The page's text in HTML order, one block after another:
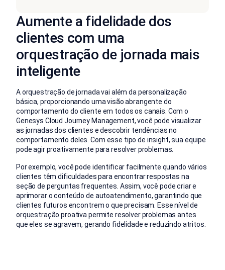
Aumente a fidelidade dos
clientes com uma
orquestração de jornada mais
inteligente
A orquestração de jornada vai além da personalização
básica, proporcionando uma visão abrangente do
comportamento do cliente em todos os canais. Com o
Genesys Cloud Journey Management, você pode visualizar
as jornadas dos clientes e descobrir tendências no
comportamento deles. Com esse tipo de insight, sua equipe
pode agir proativamente para resolver problemas.
Por exemplo, você pode identificar facilmente quando vários
clientes têm dificuldades para encontrar respostas na
seção de perguntas frequentes. Assim, você pode criar e
aprimorar o conteúdo de autoatendimento, garantindo que
clientes futuros encontrem o que precisam. Esse nível de
orquestração proativa permite resolver problemas antes
que eles se agravem, gerando fidelidade e reduzindo atritos.